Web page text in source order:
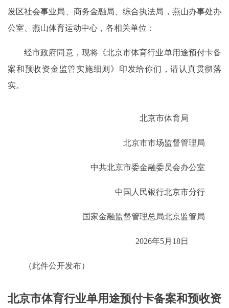
发区社会事业局、商务金融局、综合执法局，燕山办事处办
公室、燕山体育运动中心，各相关单位：
经市政府同意，现将《北京市体育行业单用途预付卡备
案和预收资金监管实施细则》印发给你们，请认真贯彻落
实。
北京市体育局
北京市市场监督管理局
中共北京市委金融委员会办公室
中国人民银行北京市分行
国家金融监督管理总局北京监管局
2026年5月18日
（此件公开发布）
北京市体育行业单用途预付卡备案和预收资